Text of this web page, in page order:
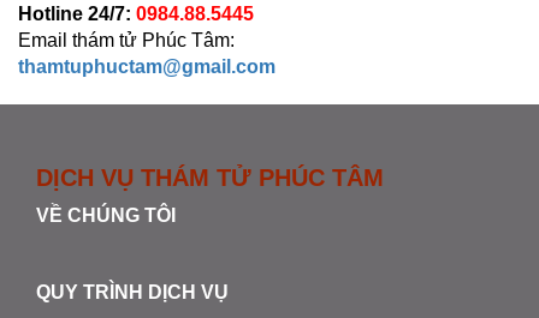
Hotline 24/7: 0984.88.5445
Email thám tử Phúc Tâm:
thamtuphuctam@gmail.com
DỊCH VỤ THÁM TỬ PHÚC TÂM
VỀ CHÚNG TÔI
QUY TRÌNH DỊCH VỤ